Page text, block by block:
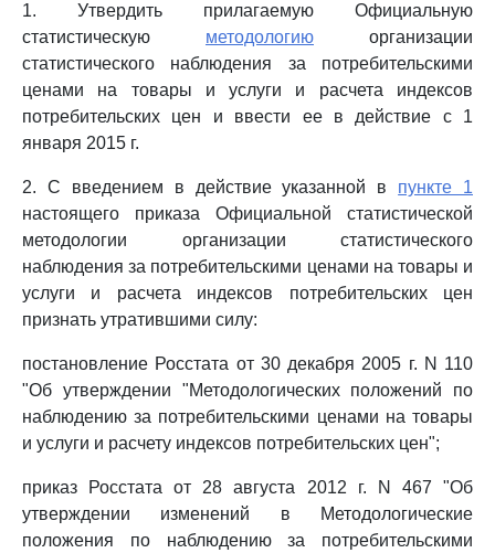
1. Утвердить прилагаемую Официальную
статистическую методологию организации
статистического наблюдения за потребительскими
ценами на товары и услуги и расчета индексов
потребительских цен и ввести ее в действие с 1
января 2015 г.
2. С введением в действие указанной в пункте 1
настоящего приказа Официальной статистической
методологии организации статистического
наблюдения за потребительскими ценами на товары и
услуги и расчета индексов потребительских цен
признать утратившими силу:
постановление Росстата от 30 декабря 2005 г. N 110
"Об утверждении "Методологических положений по
наблюдению за потребительскими ценами на товары
и услуги и расчету индексов потребительских цен";
приказ Росстата от 28 августа 2012 г. N 467 "Об
утверждении изменений в Методологические
положения по наблюдению за потребительскими